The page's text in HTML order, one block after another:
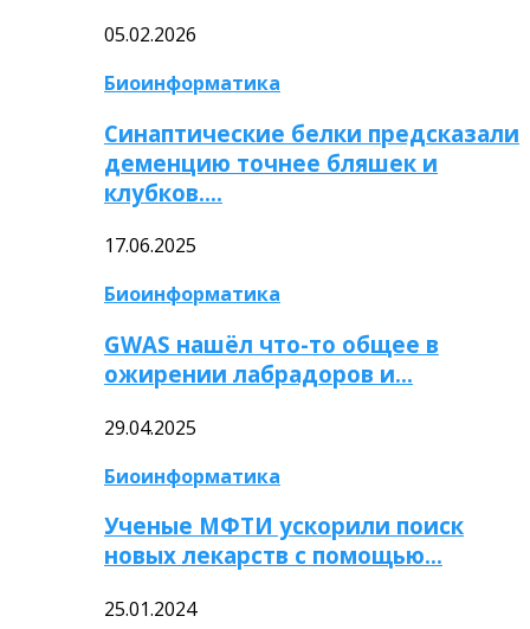
05.02.2026
Биоинформатика
Синаптические белки предсказали
деменцию точнее бляшек и
клубков….
17.06.2025
Биоинформатика
GWAS нашёл что-то общее в
ожирении лабрадоров и…
29.04.2025
Биоинформатика
Ученые МФТИ ускорили поиск
новых лекарств с помощью…
25.01.2024